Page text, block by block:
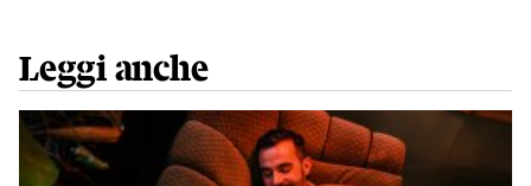
Leggi anche